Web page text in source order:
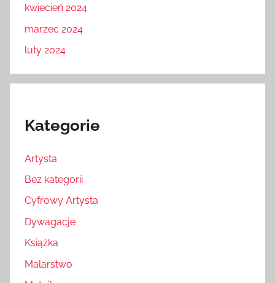
kwiecień 2024
marzec 2024
luty 2024
Kategorie
Artysta
Bez kategorii
Cyfrowy Artysta
Dywagacje
Książka
Malarstwo